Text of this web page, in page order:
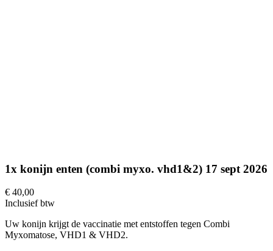
1x konijn enten (combi myxo. vhd1&2) 17 sept 2026
€ 40,00
Inclusief btw
Uw konijn krijgt de vaccinatie met entstoffen tegen Combi
Myxomatose, VHD1 & VHD2.